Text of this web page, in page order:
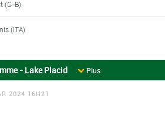
(G-B)
(ITA)
- Lake Placid Plus
2024 16H21